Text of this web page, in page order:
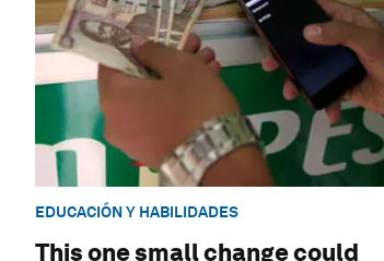
EDUCACIÓN Y HABILIDADES
This one small change could